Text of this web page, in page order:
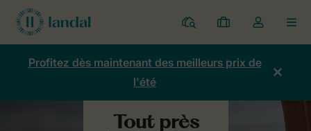
Parcs
Mes
réservations
Toggle
the
my
account
Profitez dès maintenant des meilleurs prix de
l'été